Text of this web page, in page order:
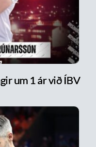
um 1 ár við ÍBV